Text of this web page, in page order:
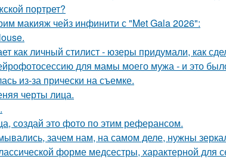
портрет?
макияж чейз инфинити с "Met Gala 2026":
как личный стилист - юзеры придумали, как
для мамы моего мужа - и это
из-за прически на съемке.
черты лица.
создай это фото по этим реферансом.
зачем нам, на самом деле, нужны
форме медсестры, характерной для